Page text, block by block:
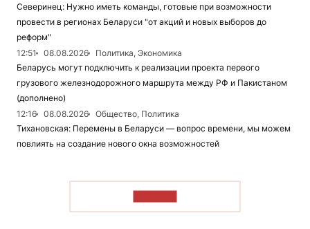
Северинец: Нужно иметь команды, готовые при возможности
провести в регионах Беларуси "от акций и новых выборов до
реформ"
12:51
08.08.2026
Политика, Экономика
Беларусь могут подключить к реализации проекта первого
грузового железнодорожного маршрута между РФ и Пакистаном
(дополнено)
12:16
08.08.2026
Общество, Политика
Тихановская: Перемены в Беларуси — вопрос времени, мы можем
повлиять на создание нового окна возможностей